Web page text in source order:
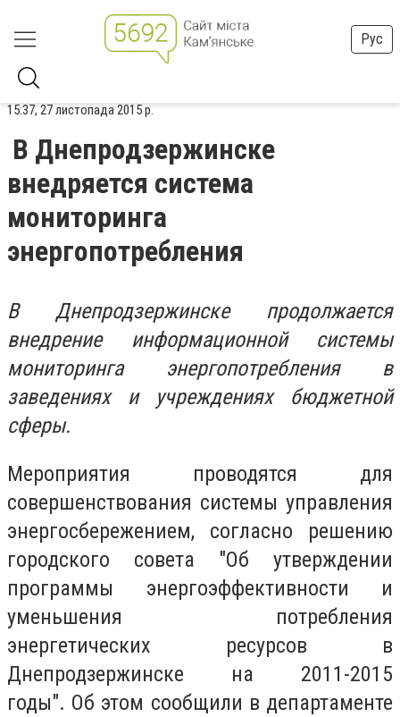
Рус
15:37, 27 листопада 2015 р.
В Днепродзержинске
внедряется система
мониторинга
энергопотребления
В Днепродзержинске продолжается
внедрение информационной системы
мониторинга энергопотребления в
заведениях и учреждениях бюджетной
сферы.
Мероприятия проводятся для
совершенствования системы управления
энергосбережением, согласно решению
городского совета "Об утверждении
программы энергоэффективности и
уменьшения потребления
энергетических ресурсов в
Днепродзержинске на 2011-2015
годы". Об этом сообщили в департаменте